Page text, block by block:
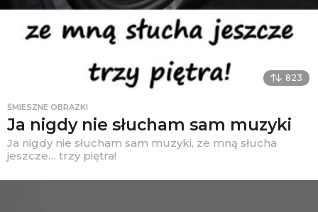
823
ŚMIESZNE OBRAZKI
Ja nigdy nie słucham sam muzyki
Ja nigdy nie słucham sam muzyki, ze mną słucha
jeszcze… trzy piętra!